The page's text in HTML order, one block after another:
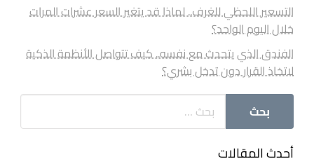
التسعير اللحظي للغرف.. لماذا قد يتغير السعر عشرات المرات
خلال اليوم الواحد؟
الفندق الذي يتحدث مع نفسه.. كيف تتواصل الأنظمة الذكية
لاتخاذ القرار دون تدخل بشري؟
أحدث المقالات